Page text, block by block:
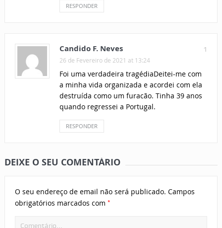
RESPONDER
1
Candido F. Neves
26 de Fevereiro de 2021 at 13:24
Foi uma verdadeira tragédiaDeitei-me com
a minha vida organizada e acordei com ela
destruída como um furacão. Tinha 39 anos
quando regressei a Portugal.
RESPONDER
DEIXE O SEU COMENTÁRIO
O seu endereço de email não será publicado. Campos
obrigatórios marcados com *